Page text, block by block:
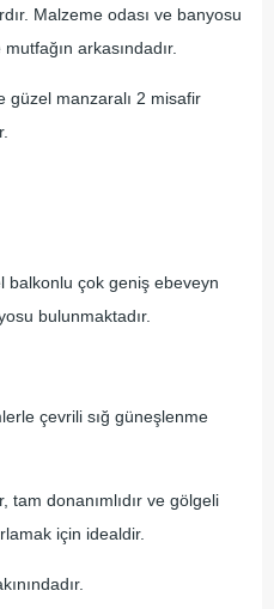
Malzeme odası ve banyosu
arkasındadır.
güzel manzaralı 2 misafir
balkonlu çok geniş ebeveyn
bulunmaktadır.
çevrili sığ güneşlenme
tam donanımlıdır ve gölgeli
için idealdir.